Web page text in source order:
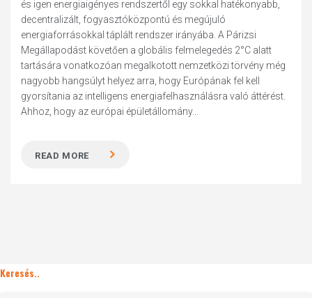
és igen energiaigényes rendszertől egy sokkal hatékonyabb,
decentralizált, fogyasztóközpontú és megújuló
energiaforrásokkal táplált rendszer irányába. A Párizsi
Megállapodást követően a globális felmelegedés 2°C alatt
tartására vonatkozóan megalkotott nemzetközi törvény még
nagyobb hangsúlyt helyez arra, hogy Európának fel kell
gyorsítania az intelligens energiafelhasználásra való áttérést.
Ahhoz, hogy az európai épületállomány...
READ MORE
Keresés..